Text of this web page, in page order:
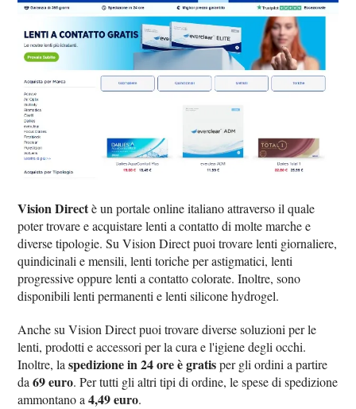
Vision Directè un portale online italiano attraverso il quale
poter trovare e acquistare lenti a contatto di molte marche e
diverse tipologie. Su Vision Direct puoi trovare lenti giornaliere,
quindicinali e mensili, lenti toriche per astigmatici, lenti
progressive oppure lenti a contatto colorate. Inoltre, sono
disponibili lenti permanenti e lenti silicone hydrogel.
Anche su Vision Direct puoi trovare diverse soluzioni per le
lenti, prodotti e accessori per la cura e l'igiene degli occhi.
Inoltre, laspedizione in 24 ore è gratisper gli ordini a partire
da69 euro. Per tutti gli altri tipi di ordine, le spese di spedizione
ammontano a4,49 euro.